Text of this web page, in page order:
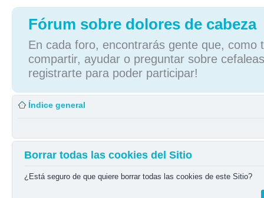
Fórum sobre dolores de cabeza
En cada foro, encontrarás gente que, como
compartir, ayudar o preguntar sobre
registrarte para poder participar!
Índice general
Borrar todas las cookies del Sitio
¿Está seguro de que quiere borrar todas las cookies de este Sitio?